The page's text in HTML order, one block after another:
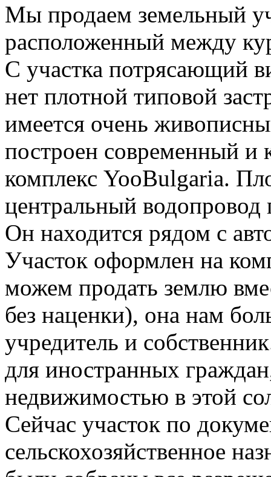
Мы продаем земельный
расположенный между
С участка потрясающий
нет плотной типовой
имеется очень
построен современный и
комплекс YooBulgaria.
центральный водопровод
Он находится рядом с
Участок оформлен на
можем продать землю
без наценки), она нам
учредитель и
для иностранных
недвижимостью в этой
Сейчас участок по
сельскохозяйственное